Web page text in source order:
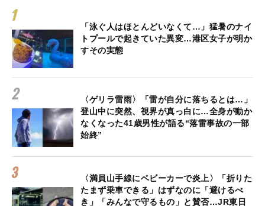
「泳ぐ人はほとんどいなくて…」猛暑のナイ
トプールで起きていた異変…港区女子が明か
すその実態
〈ゲリラ雷雨〉「雷が自分に落ちるとは…」
登山中に突然、視界が真っ白に…全身が動か
なくなった41歳男性が語る“落雷事故の一部
始終”
〈満員山手線にベビーカーで炎上〉「折りた
たまず乗車できる」はずなのに「避けるべ
き」「みんなで守るもの」と賛否…JR東日